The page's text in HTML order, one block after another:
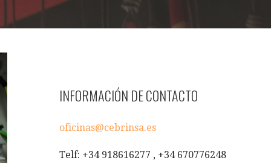
INFORMACIÓN DE CONTACTO
oficinas@cebrinsa.es
Telf: +34 918616277 , +34 670776248